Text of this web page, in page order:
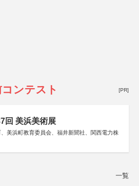
ンテスト [PR]
回 美浜美術展
美浜町教育委員会、福井新聞社、関西電力株
一覧